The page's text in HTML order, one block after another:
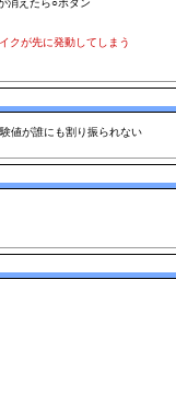
えたら○ボタン
クが先に発動してしまう
値が誰にも割り振られない